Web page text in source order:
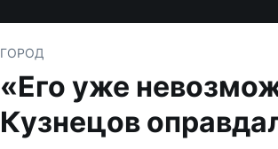
ГОРОД
«Его уже
Кузнецов